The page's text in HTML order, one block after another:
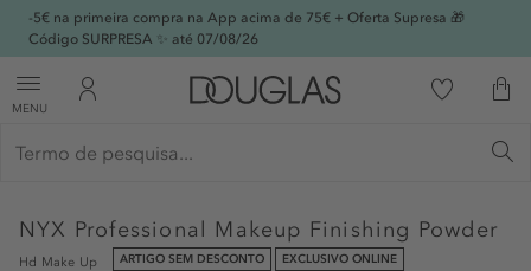
-5€ na primeira compra na App acima de 75€ + Oferta Supresa 🎁
Código SURPRESA ✨ até 07/08/26
MENU
NYX Professional Makeup Finishing Powder
Hd Make Up ARTIGO SEM DESCONTO EXCLUSIVO ONLINE